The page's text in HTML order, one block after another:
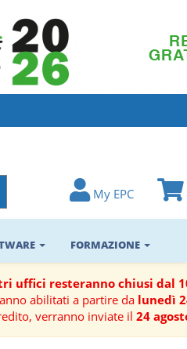
My EPC
FORMAZIONE
uffici resteranno chiusi dal
abilitati a partire da lunedì
verranno inviate il 24